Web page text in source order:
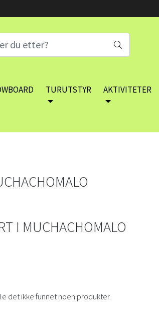
TURUTSTYR AKTIVITETER
I MUCHACHOMALO
det ikke funnet noen produkter.